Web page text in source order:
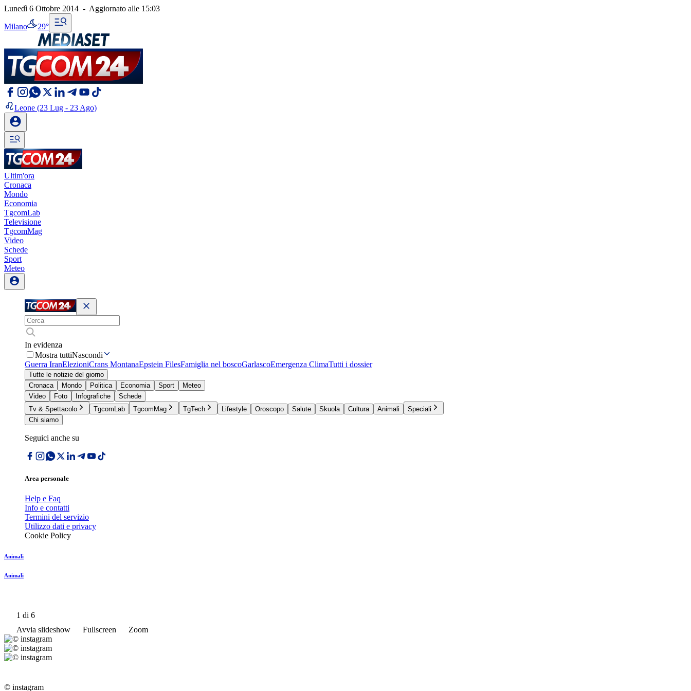
Lunedì 6 Ottobre 2014 - Aggiornato alle 15:03
Milano 29°
Leone (23 Lug - 23 Ago)
Ultim'ora
Cronaca
Mondo
Economia
TgcomLab
Televisione
TgcomMag
Video
Schede
Sport
Meteo
In evidenza
Mostra tuttiNascondi
Guerra IranElezioniCrans MontanaEpstein FilesFamiglia nel boscoGarlascoEmergenza ClimaTutti i dossier
Tutte le notizie del giorno
Cronaca
Mondo Politica Economia Sport
Meteo
Video
Foto Infografiche
Schede
Tv & Spettacolo
TgcomLab TgcomMag TgTech Lifestyle Oroscopo Salute Skuola Cultura Animali
Speciali
Chi siamo
Seguici anche su
Area personale
Help e Faq
Info e contatti
Termini del servizio
Utilizzo dati e privacy
Cookie Policy
Animali
Animali
1 di 6
Avvia slideshow
Fullscreen Zoom
© instagram